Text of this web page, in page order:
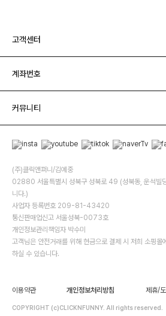
고객센터
계좌번호
커뮤니티
(주)클릭앤퍼니/김예중
02880 서울특별시 성북구 성북로 49 (성북동, 운석빌
니다.)
사업자 등록번호 209-81-43420
통신판매업신고 서울성북-0073호
개인정보관리책임자 박수미
고객님은 안전거래를 위해 현금으로 결제 시 저희 소핑몰
하실 수 있습니다.
이용약관 개인정보처리방침 제휴/
COPYRIGHT (c)CLICKNFUNNY. All rights reserved.